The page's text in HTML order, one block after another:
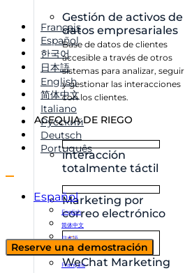
Gestión de activos de
datos empresariales
Base de datos de clientes
accesible a través de otros
sistemas para analizar, seguir
y gestionar las interacciones
con los clientes.
ACEQUIA DE RIEGO
interacción
totalmente táctil
Marketing por
correo electrónico
WeChat Marketing
Français
Español
한국어
日本語
English
简体中文
Italiano
Русский
Deutsch
Português
Español
English
简体中文
日本語
한국어
Français
Reserve una demostración